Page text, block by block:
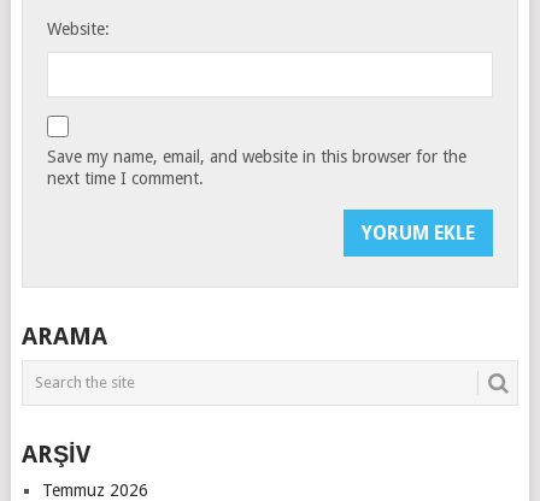
Website:
Save my name, email, and website in this browser for the
next time I comment.
ARAMA
ARŞİV
Temmuz 2026